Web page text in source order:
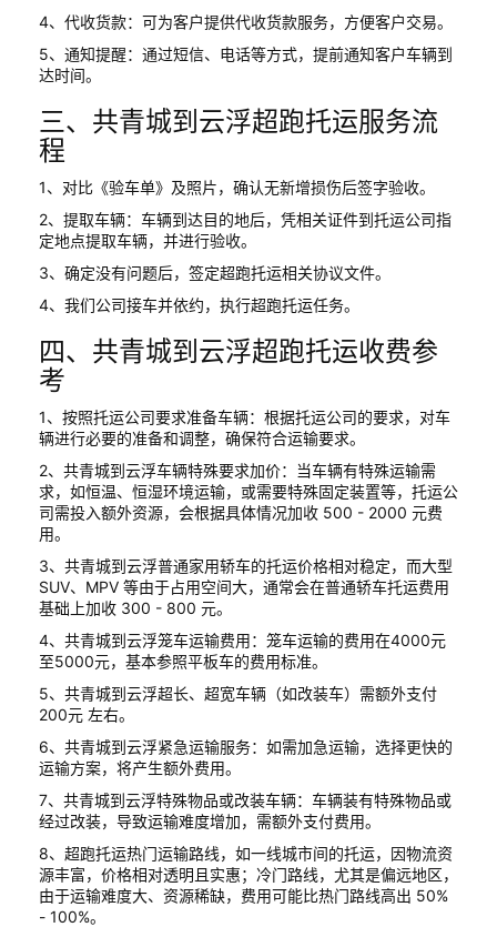
4、代收货款：可为客户提供代收货款服务，方便客户交易。
5、通知提醒：通过短信、电话等方式，提前通知客户车辆到
达时间。
三、共青城到云浮超跑托运服务流
程
1、对比《验车单》及照片，确认无新增损伤后签字验收。
2、提取车辆：车辆到达目的地后，凭相关证件到托运公司指
定地点提取车辆，并进行验收。
3、确定没有问题后，签定超跑托运相关协议文件。
4、我们公司接车并依约，执行超跑托运任务。
四、共青城到云浮超跑托运收费参
考
1、按照托运公司要求准备车辆：根据托运公司的要求，对车
辆进行必要的准备和调整，确保符合运输要求。
2、共青城到云浮车辆特殊要求加价：当车辆有特殊运输需
求，如恒温、恒湿环境运输，或需要特殊固定装置等，托运公
司需投入额外资源，会根据具体情况加收 500 - 2000 元费
用。
3、共青城到云浮普通家用轿车的托运价格相对稳定，而大型
SUV、MPV 等由于占用空间大，通常会在普通轿车托运费用
基础上加收 300 - 800 元。
4、共青城到云浮笼车运输费用：笼车运输的费用在4000元
至5000元，基本参照平板车的费用标准。
5、共青城到云浮超长、超宽车辆（如改装车）需额外支付
200元 左右。
6、共青城到云浮紧急运输服务：如需加急运输，选择更快的
运输方案，将产生额外费用。
7、共青城到云浮特殊物品或改装车辆：车辆装有特殊物品或
经过改装，导致运输难度增加，需额外支付费用。
8、超跑托运热门运输路线，如一线城市间的托运，因物流资
源丰富，价格相对透明且实惠；冷门路线，尤其是偏远地区，
由于运输难度大、资源稀缺，费用可能比热门路线高出 50%
- 100%。